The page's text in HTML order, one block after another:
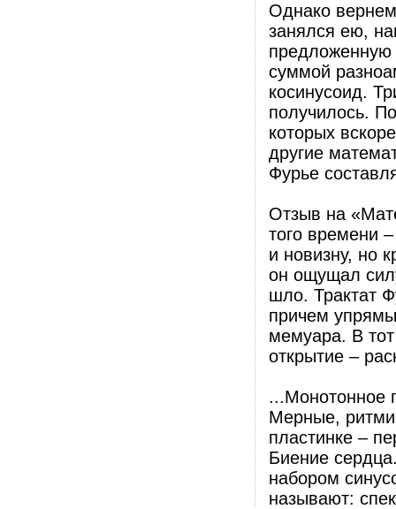
Однако
занялся ею,
предложенную
суммой
косинусоид.
получилось.
которых
другие
Фурье
Отзыв на
того времени
и новизну, но
он ощущал
шло. Трактат
причем
мемуара. В
открытие –
...Монотонное
Мерные,
пластинке –
Биение
набором
называют: